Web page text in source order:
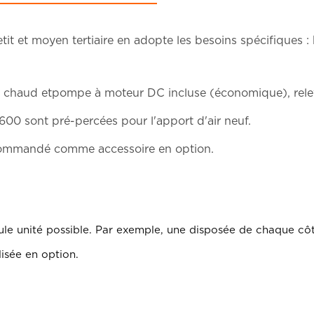
et moyen tertiaire en adopte les besoins spécifiques
etpompe à moteur DC incluse (économique),
sont pré-percées pour l'apport d'air neuf.
comme accessoire en option.
unité possible. Par exemple, une disposée de chaque
en option.